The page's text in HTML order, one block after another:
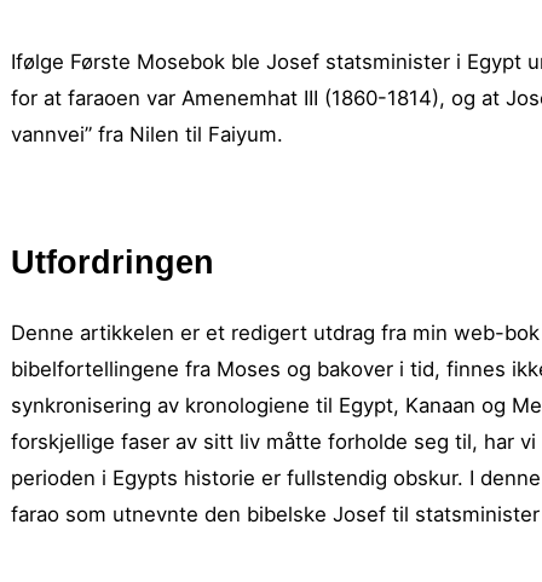
Ifølge Første Mosebok ble Josef statsminister i Egypt
for at faraoen var Amenemhat III (1860-1814), og at
vannvei” fra Nilen til Faiyum.
Utfordringen
Denne artikkelen er et redigert utdrag fra min web-
bibelfortellingene fra Moses og bakover i tid, finnes
synkroni­sering av krono­logiene til Egypt, Kanaan og
forskjellige faser av sitt liv måtte forholde seg til, har
perioden i Egypts historie er fullstendig obskur. I
farao som utnevnte den bibelske Josef til statsminister